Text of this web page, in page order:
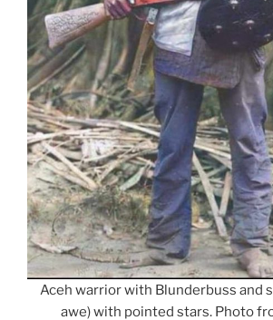
Aceh warrior with Blunderbuss and
awe) with pointed stars. Photo